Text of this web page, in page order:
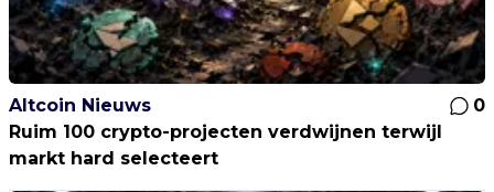
Altcoin Nieuws
0
Ruim 100 crypto-projecten verdwijnen terwijl
markt hard selecteert